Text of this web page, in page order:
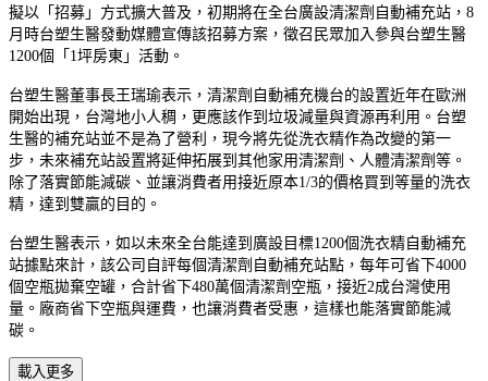
擬以「招募」方式擴大普及，初期將在全台廣設清潔劑自動補充站，8
月時台塑生醫發動媒體宣傳該招募方案，徵召民眾加入參與台塑生醫
1200個「1坪房東」活動。
台塑生醫董事長王瑞瑜表示，清潔劑自動補充機台的設置近年在歐洲
開始出現，台灣地小人稠，更應該作到垃圾減量與資源再利用。台塑
生醫的補充站並不是為了營利，現今將先從洗衣精作為改變的第一
步，未來補充站設置將延伸拓展到其他家用清潔劑、人體清潔劑等。
除了落實節能減碳、並讓消費者用接近原本1/3的價格買到等量的洗衣
精，達到雙贏的目的。
台塑生醫表示，如以未來全台能達到廣設目標1200個洗衣精自動補充
站據點來計，該公司自評每個清潔劑自動補充站點，每年可省下4000
個空瓶拋棄空罐，合計省下480萬個清潔劑空瓶，接近2成台灣使用
量。廠商省下空瓶與運費，也讓消費者受惠，這樣也能落實節能減
碳。
載入更多